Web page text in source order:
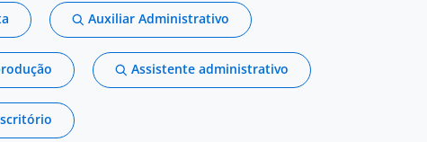
Auxiliar Administrativo
Assistente administrativo